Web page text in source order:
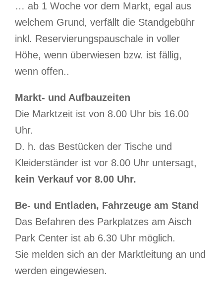
… ab 1 Woche vor dem Markt, egal aus
welchem Grund, verfällt die Standgebühr
inkl. Reservierungspauschale in voller
Höhe, wenn überwiesen bzw. ist fällig,
wenn offen..
Markt- und Aufbauzeiten
Die Marktzeit ist von 8.00 Uhr bis 16.00
Uhr.
D. h. das Bestücken der Tische und
Kleiderständer ist vor 8.00 Uhr untersagt,
kein Verkauf vor 8.00 Uhr.
Be- und Entladen, Fahrzeuge am Stand
Das Befahren des Parkplatzes am Aisch
Park Center ist ab 6.30 Uhr möglich.
Sie melden sich an der Marktleitung an und
werden eingewiesen.